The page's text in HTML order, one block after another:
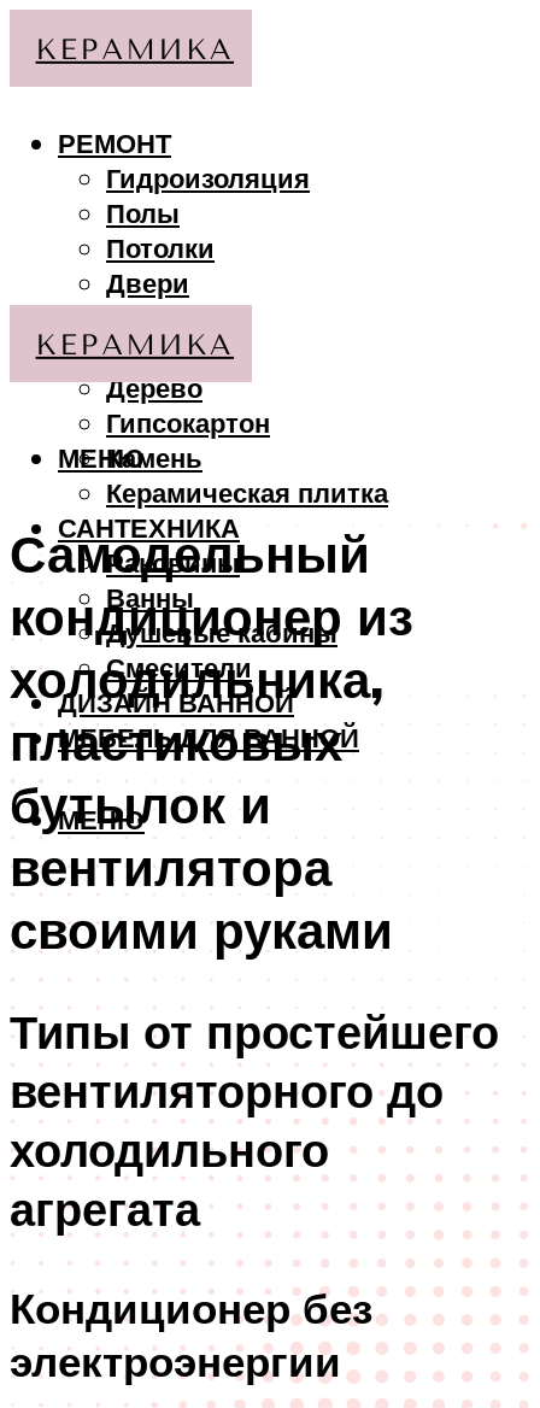
РЕМОНТ
Гидроизоляция
Полы
Потолки
Двери
МАТЕРИАЛЫ
Дерево
Гипсокартон
Камень
Керамическая плитка
САНТЕХНИКА
Раковины
Ванны
Душевые кабины
Смесители
ДИЗАЙН ВАННОЙ
МЕБЕЛЬ ДЛЯ ВАННОЙ
МЕНЮ
МЕНЮ
Самодельный
кондиционер из
холодильника,
пластиковых
бутылок и
вентилятора
своими руками
Типы от простейшего
вентиляторного до
холодильного
агрегата
Кондиционер без
электроэнергии